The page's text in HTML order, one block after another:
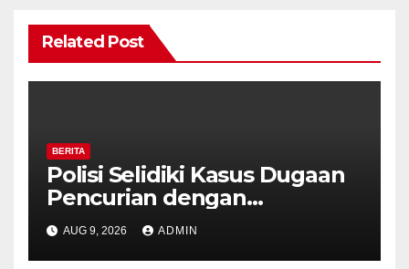
Related Post
BERITA
Polisi Selidiki Kasus Dugaan
Pencurian dengan
Kekerasan di Counter HP
Royal Phone Ambarawa.
AUG 9, 2026 ADMIN